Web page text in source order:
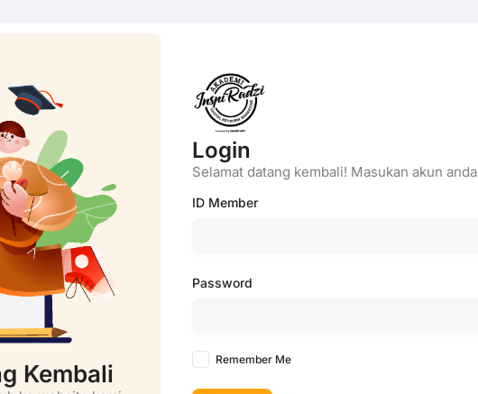
Kembali
Login
Selamat datang kembali! Masukan akun anda
ID Member
Password
Remember Me